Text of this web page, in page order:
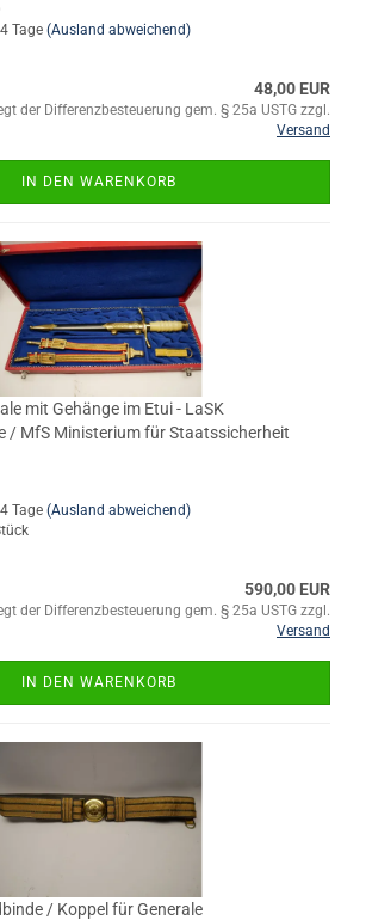
Tage (Ausland abweichend)
48,00 EUR
der Differenzbesteuerung gem. § 25a USTG zzgl.
Versand
IN DEN WARENKORB
mit Gehänge im Etui - LaSK
/ MfS Ministerium für Staatssicherheit
Tage (Ausland abweichend)
590,00 EUR
der Differenzbesteuerung gem. § 25a USTG zzgl.
Versand
IN DEN WARENKORB
/ Koppel für Generale